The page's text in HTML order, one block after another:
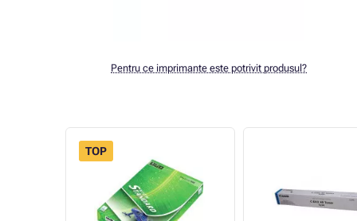
Pentru ce imprimante este potrivit produsul?
TOP